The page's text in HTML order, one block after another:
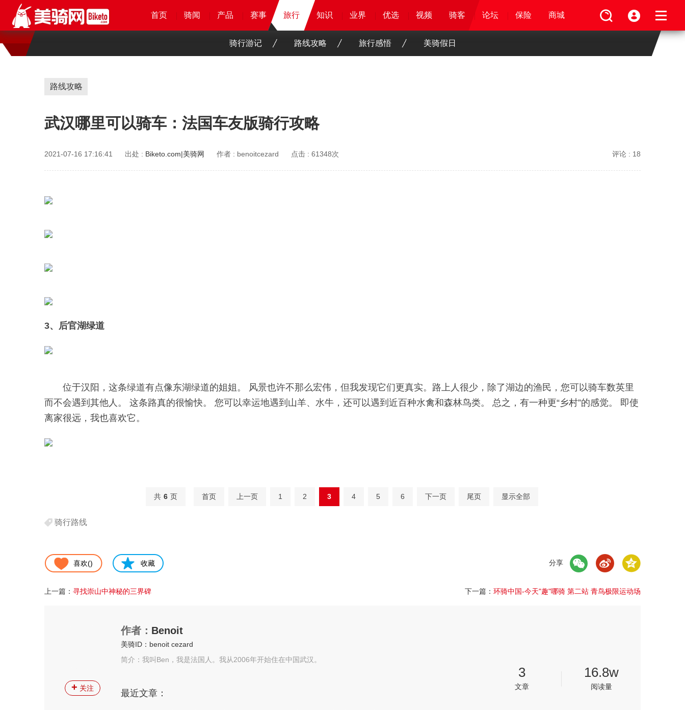
首页 骑闻 产品 知识 业界 优选 骑客 论坛 保险 商城
首页 骑闻 产品 赛事 旅行 知识 业界 优选 骑客 视频 论坛 保险 商城
首页 骑闻 产品 赛事 旅行 知识 业界 优选 视频 骑客 论坛 保险 商城
首页 骑闻 产品 赛事 旅行 知识 业界 优选 视频 骑客 论坛 保险 商城
骑行游记 路线攻略 旅行感悟 美骑假日
路线攻略
武汉哪里可以骑车：法国车友版骑行攻略
2021-07-16 17:16:41 出处 : Biketo.com|美骑网 作者 : benoitcezard 点击 : 61348次 评论 : 18
3、后官湖绿道
位于汉阳，这条绿道有点像东湖绿道的姐姐。 风景也许不那么宏伟，但我发现它们更真实。路上人很少，除了湖边的渔民，您可以骑车数英里
而不会遇到其他人。 这条路真的很愉快。 您可以幸运地遇到山羊、水牛，还可以遇到近百种水禽和森林鸟类。 总之，有一种更“乡村”的感觉。 即使
离家很远，我也喜欢它。
共 6 页 首页 上一页 1 2 3 4 5 6 下一页 尾页 显示全部
骑行路线
喜欢() 收藏 分享
上一篇： 寻找崇山中神秘的三界碑 下一篇： 环骑中国-今天"趣"哪骑 第二站 青鸟极限运动场
+ 关注
作者： Benoit
美骑ID：benoit cezard
简介：我叫Ben，我是法国人。我从2006年开始住在中国武汉。
最近文章：
3
文章
16.8w
阅读量